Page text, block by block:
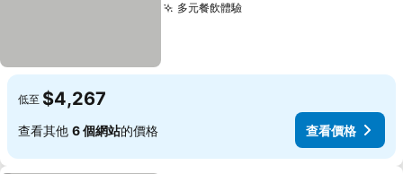
多元餐飲體驗查看價格
低至 $4,267
查看其他 6 個網站的價格 查看價格